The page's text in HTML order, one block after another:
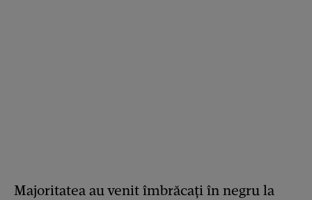
Majoritatea au venit îmbrăcați în negru la